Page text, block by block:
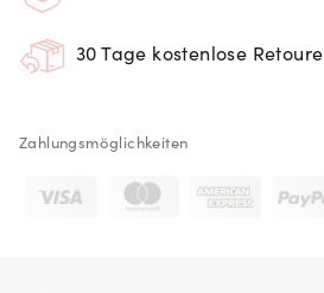
30 Tage kostenlose Retoure
Zahlungsmöglichkeiten